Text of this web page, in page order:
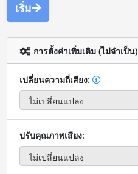
เริ่ม
การตั้งค่าเพิ่มเติม (ไม่จำเป็น)
เปลี่ยนความถี่เสียง:
ปรับคุณภาพเสียง: